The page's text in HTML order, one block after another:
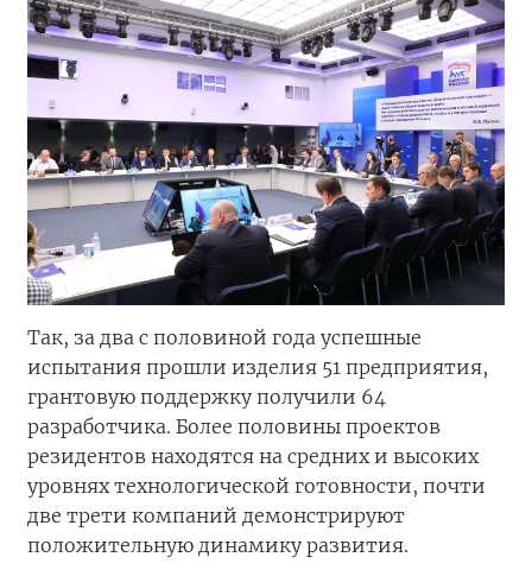
Так, за два с половиной года успешные
испытания прошли изделия 51 предприятия,
грантовую поддержку получили 64
разработчика. Более половины проектов
резидентов находятся на средних и высоких
уровнях технологической готовности, почти
две трети компаний демонстрируют
положительную динамику развития.